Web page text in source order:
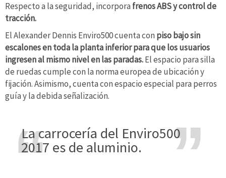
Respecto a la seguridad, incorpora frenos ABS y control de
tracción.
El Alexander Dennis Enviro500 cuenta con piso bajo sin
escalones en toda la planta inferior para que los usuarios
ingresen al mismo nivel en las paradas.El espacio para silla
de ruedas cumple con la norma europea de ubicación y
fijación. Asimismo, cuenta con espacio especial para perros
guía y la debida señalización.
La carrocería del Enviro500
2017 es de aluminio.